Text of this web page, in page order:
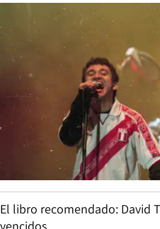
El libro recomendado: David